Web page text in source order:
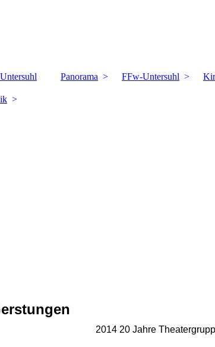
Panorama FFw-Untersuhl
2014 20 Jahre